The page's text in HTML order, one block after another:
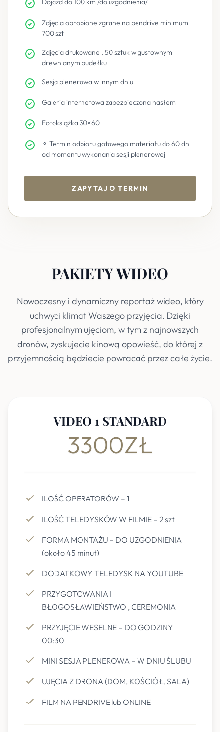
Dojazd do 100 km /do uzgodnienia/
Zdjęcia obrobione zgrane na pendrive minimum
700 szt
Zdjęcia drukowane , 50 sztuk w gustownym
drewnianym pudełku
Sesja plenerowa w innym dniu
Galeria internetowa zabezpieczona hasłem
Fotoksiążka 30×60
⚬ Termin odbioru gotowego materiału do 60 dni
od momentu wykonania sesji plenerowej
ZAPYTAJ O TERMIN
PAKIETY WIDEO
Nowoczesny i dynamiczny reportaż wideo, który
uchwyci klimat Waszego przyjęcia. Dzięki
profesjonalnym ujęciom, w tym z najnowszych
dronów, zyskujecie kinową opowieść, do której z
przyjemnością będziecie powracać przez całe życie.
VIDEO 1 STANDARD
3300ZŁ
ILOŚĆ OPERATORÓW – 1
ILOŚĆ TELEDYSKÓW W FILMIE – 2 szt
FORMA MONTAŻU – DO UZGODNIENIA
(około 45 minut)
DODATKOWY TELEDYSK NA YOUTUBE
PRZYGOTOWANIA I
BŁOGOSŁAWIEŃSTWO , CEREMONIA
PRZYJĘCIE WESELNE – DO GODZINY
00:30
MINI SESJA PLENEROWA – W DNIU ŚLUBU
UJĘCIA Z DRONA (DOM, KOŚCIÓŁ, SALA)
FILM NA PENDRIVE lub ONLINE